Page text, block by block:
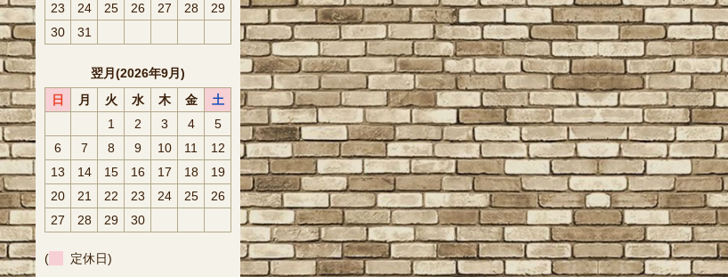
23
24 25 26 27 28
29
30
31
翌月(2026年9月)
日
月 火 水 木 金
土
1
2 3 4
5
6
7 8 9 10 11
12
13
14 15 16 17 18
19
20
21 22 23 24 25
26
27
28 29 30
( 定休日)